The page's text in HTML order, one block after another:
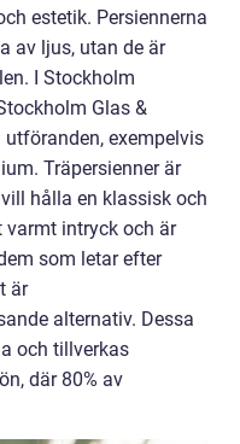
estetik. Persiennerna
av ljus, utan de är
I Stockholm
Glas &
exempelvis
Träpersienner är
hålla en klassisk och
varmt intryck och är
som letar efter
är
alternativ. Dessa
och tillverkas
där 80% av